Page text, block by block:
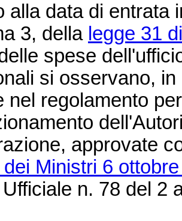
data di entrata
3, della legge 31
spese
si osservano,
nel regolamento
approvate
Ministri 6
n. 78 del 2